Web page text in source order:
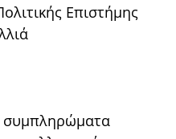
Επιστήμης
συμπληρώματα